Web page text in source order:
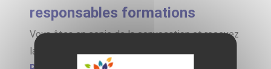
responsables formations
Vous êtes en copie de la convocation et recevez
la facture et les rapport de suivi assiduité